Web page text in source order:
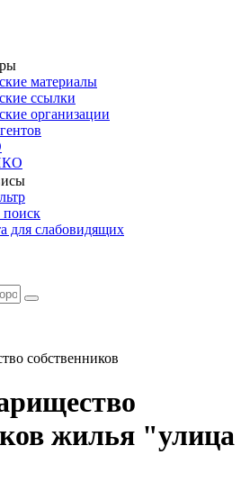
материалы
ссылки
организации
поиск
для слабовидящих
собственников
жилья "улица